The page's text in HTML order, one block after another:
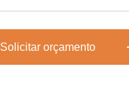
Solicitar orçamento